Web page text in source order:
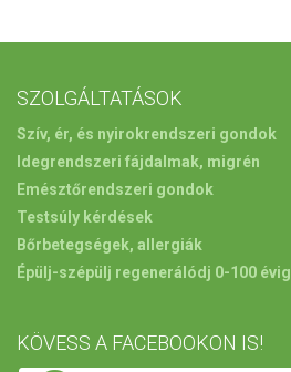
SZOLGÁLTATÁSOK
Szív, ér, és nyirokrendszeri gondok
Idegrendszeri fájdalmak, migrén
Emésztőrendszeri gondok
Testsúly kérdések
Bőrbetegségek, allergiák
Épülj-szépülj regenerálódj 0-100 évig
KÖVESS A FACEBOOKON IS!